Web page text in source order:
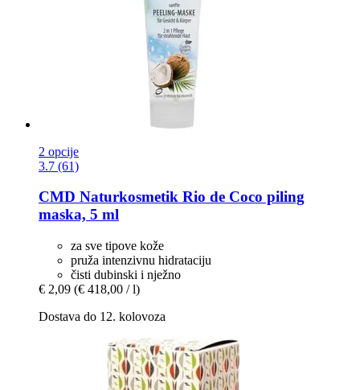
2 opcije
3.7 (61)
CMD Naturkosmetik Rio de Coco piling
maska, 5 ml
za sve tipove kože
pruža intenzivnu hidrataciju
čisti dubinski i nježno
€ 2,09 (€ 418,00 / l)
Dostava do 12. kolovoza